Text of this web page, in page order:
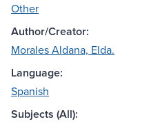
Other
Author/Creator:
Morales Aldana, Elda.
Language:
Spanish
Subjects (All):